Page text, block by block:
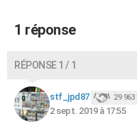
FORUM
1 réponse
RÉPONSE 1 / 1
stf_jpd87 29 963
2 sept. 2019 à 17:55